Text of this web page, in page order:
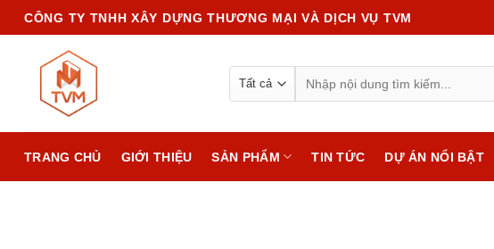
Chuyển
đến
CÔNG TY TNHH XÂY DỰNG THƯƠNG MẠI VÀ DỊCH VỤ TVM
for:
TRANG CHỦ GIỚI THIỆU SẢN PHẨM TIN TỨC DỰ ÁN NỔI BẬT